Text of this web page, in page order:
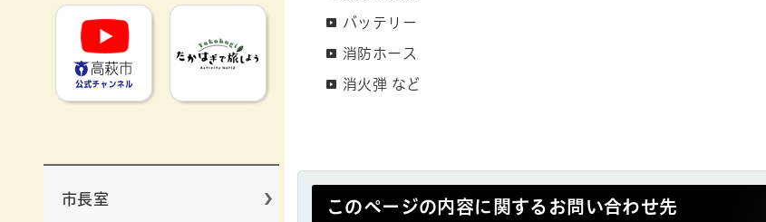
高萩市YouTube公式チャンネル
たかはぎで旅しよう
市長室
バッテリー
消防ホース
消火弾 など
このページの内容に関するお問い合わせ先